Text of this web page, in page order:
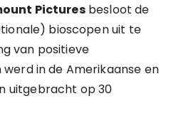
Picturesbesloot de
bioscopen uit te
van positieve
in de Amerikaanse en
uitgebracht op 30